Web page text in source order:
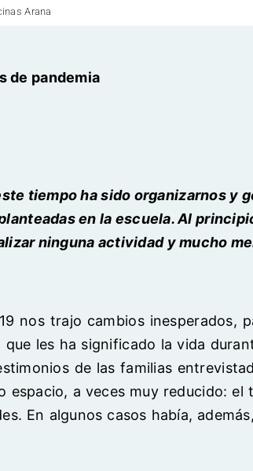
Arana
de pandemia
tiempo ha sido organizarnos y
en la escuela. Al
ninguna actividad y mucho
nos trajo cambios inesperados,
les ha significado la vida
de las familias
espacio, a veces muy reducido:
En algunos casos había,